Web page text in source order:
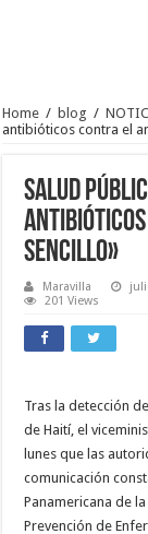
Home / blog /
antibióticos contra el
Salud
sencillo»
Maravilla
201 Views
Tras la detección
de Haití, el
lunes que las
comunicación
Panamericana de
Prevención de